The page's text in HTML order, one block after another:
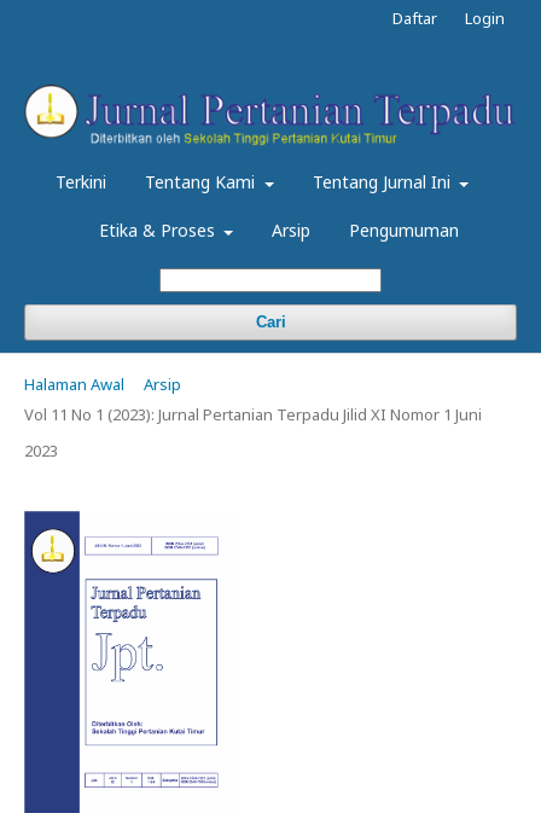
Terkini Tentang Kami Tentang Jurnal Ini
Etika & Proses Arsip Pengumuman
Cari
Daftar Login
Halaman Awal
Arsip
Vol 11 No 1 (2023): Jurnal Pertanian Terpadu Jilid XI Nomor 1 Juni
2023